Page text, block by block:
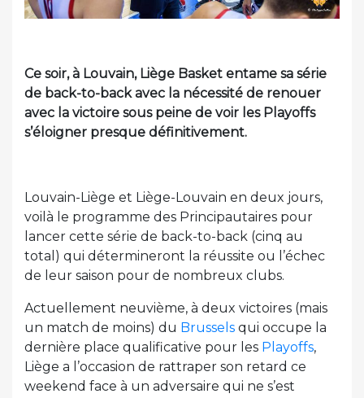
Ce soir, à Louvain, Liège Basket entame sa série
de back-to-back avec la nécessité de renouer
avec la victoire sous peine de voir les Playoffs
s’éloigner presque définitivement.
Louvain-Liège et Liège-Louvain en deux jours,
voilà le programme des Principautaires pour
lancer cette série de back-to-back (cinq au
total) qui détermineront la réussite ou l’échec
de leur saison pour de nombreux clubs.
Actuellement neuvième, à deux victoires (mais
un match de moins) du Brussels qui occupe la
dernière place qualificative pour les Playoffs,
Liège a l’occasion de rattraper son retard ce
weekend face à un adversaire qui ne s’est